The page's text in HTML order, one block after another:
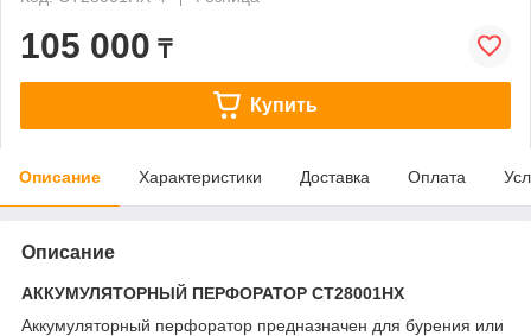
105 000 ₸
Купить
Описание Характеристики Доставка Оплата
Описание
АККУМУЛЯТОРНЫЙ ПЕРФОРАТОР CT28001HX
Аккумуляторный перфоратор предназначен для бурения или